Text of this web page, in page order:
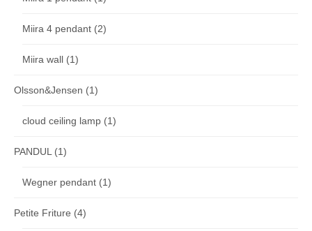
Miira 4 pendant (2)
Miira wall (1)
Olsson&Jensen (1)
cloud ceiling lamp (1)
PANDUL (1)
Wegner pendant (1)
Petite Friture (4)